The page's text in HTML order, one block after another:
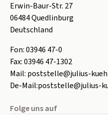
Erwin-Baur-Str. 27
06484Quedlinburg
Deutschland
Fon:03946 47-0
Fax:03946 47-1302
Mail: poststelle@julius-
De-Mail:poststelle@julius-
Folge uns auf